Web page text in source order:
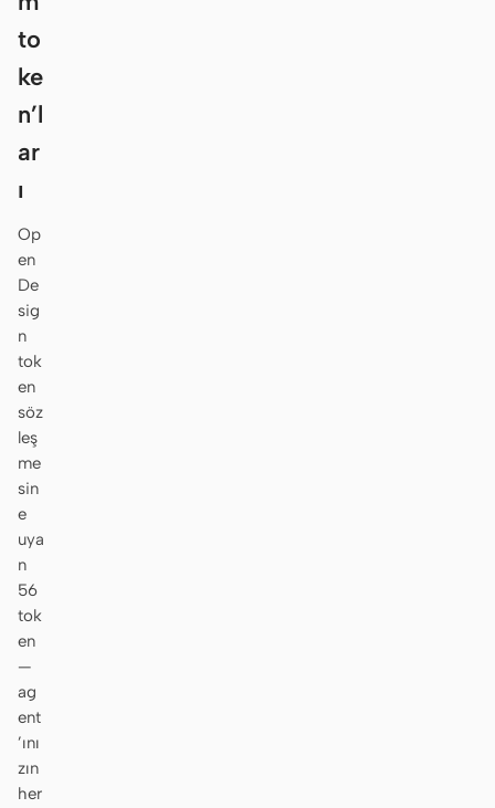
to
ke
n’l
ar
ı
Op
en
De
sig
n
tok
en
söz
leş
me
sin
e
uya
n
56
tok
en
—
ag
ent
’ını
zın
her